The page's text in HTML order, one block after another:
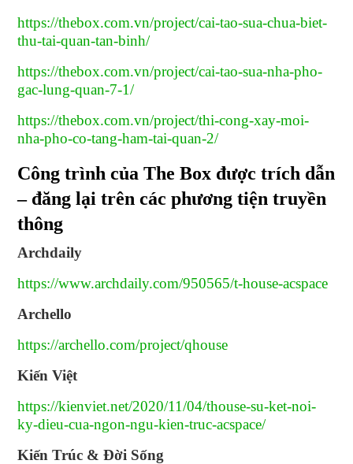
https://thebox.com.vn/project/cai-tao-sua-chua-biet-
thu-tai-quan-tan-binh/
https://thebox.com.vn/project/cai-tao-sua-nha-pho-
gac-lung-quan-7-1/
https://thebox.com.vn/project/thi-cong-xay-moi-
nha-pho-co-tang-ham-tai-quan-2/
Công trình của The Box được trích dẫn
– đăng lại trên các phương tiện truyền
thông
Archdaily
https://www.archdaily.com/950565/t-house-acspace
Archello
https://archello.com/project/qhouse
Kiến Việt
https://kienviet.net/2020/11/04/thouse-su-ket-noi-
ky-dieu-cua-ngon-ngu-kien-truc-acspace/
Kiến Trúc & Đời Sống